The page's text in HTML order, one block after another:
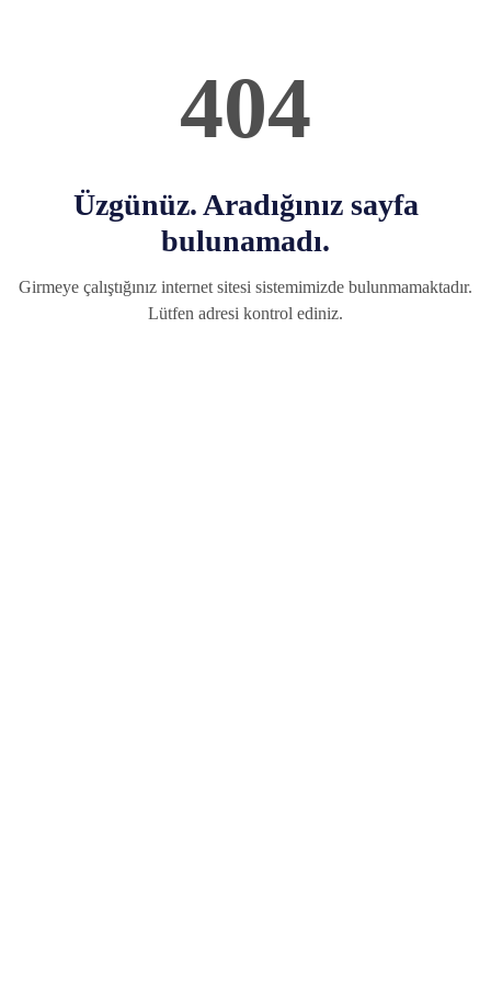
404
Üzgünüz. Aradığınız sayfa
bulunamadı.
Girmeye çalıştığınız internet sitesi sistemimizde bulunmamaktadır.
Lütfen adresi kontrol ediniz.